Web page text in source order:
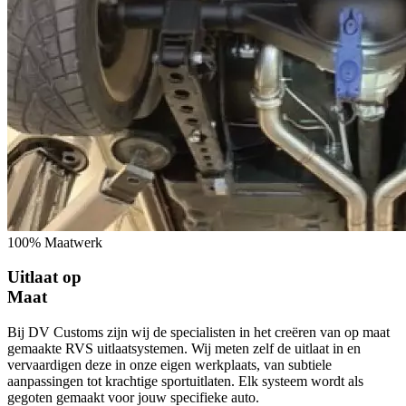
100% Maatwerk
Uitlaat op
Maat
Bij DV Customs zijn wij de specialisten in het creëren van op maat
gemaakte RVS uitlaatsystemen. Wij meten zelf de uitlaat in en
vervaardigen deze in onze eigen werkplaats, van subtiele
aanpassingen tot krachtige sportuitlaten. Elk systeem wordt als
gegoten gemaakt voor jouw specifieke auto.